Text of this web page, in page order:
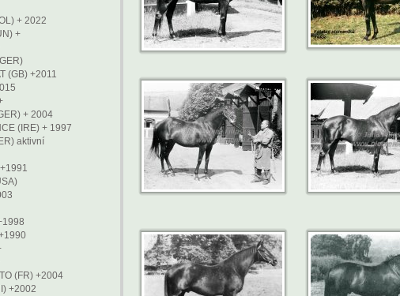
+ 2022
+
(GB) +2011
+ 2004
(IRE) + 1997
aktivní
(FR) +2004
+2002